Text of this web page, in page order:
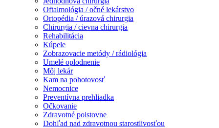
Oftalmológia / očné lekárstvo
Ortopédia / úrazová chirurgia
Chirurgia / cievna chirurgia
Rehabilitácia
Kúpele
Zobrazovacie metódy / rádiológia
Umelé oplodnenie
Môj lekár
Kam na pohotovosť
Nemocnice
Preventívna prehliadka
Očkovanie
Zdravotné poistovne
Dohľad nad zdravotnou starostlivosťou